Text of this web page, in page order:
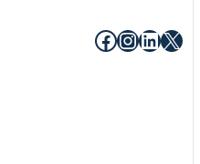
Facebook
X